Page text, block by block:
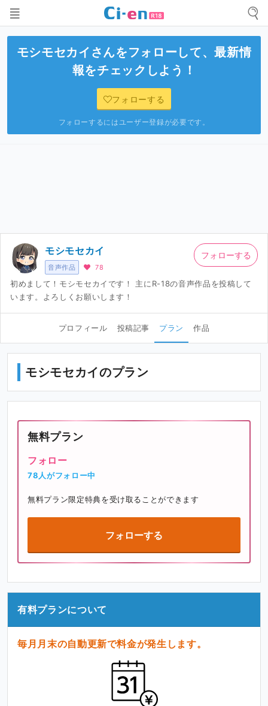
モシモセカイ さんをフォローして、最新情
報をチェックしよう！
フォローする
フォローするにはユーザー登録が必要です。
音声作品
モシモセカイ
78
初めまして！モシモセカイです！ 主にR-18の音声作品を投稿して
います。よろしくお願いします！
フォローする
プロフィール 投稿記事 プラン 作品
モシモセカイのプラン
無料プラン
フォロー
78人がフォロー中
無料プラン限定特典を受け取ることができます
フォローする
有料プランについて
毎月月末の自動更新で料金が発生します。